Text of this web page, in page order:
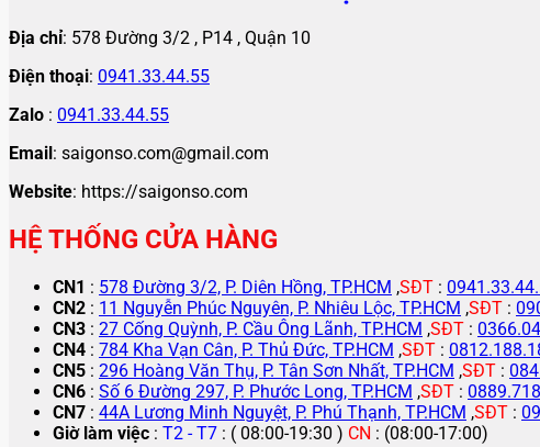
Địa chỉ: 578 Đường 3/2 , P14 , Quận 10
Điện thoại: 0941.33.44.55
Zalo : 0941.33.44.55
Email: saigonso.com@gmail.com
Website: https://saigonso.com
HỆ THỐNG CỬA HÀNG
CN1 : 578 Đường 3/2, P. Diên Hồng, TP.HCM ,SĐT :
CN2 : 11 Nguyễn Phúc Nguyên, P. Nhiêu Lộc, TP.HCM ,SĐT :
CN3 : 27 Cống Quỳnh, P. Cầu Ông Lãnh, TP.HCM ,SĐT :
CN4 : 784 Kha Vạn Cân, P. Thủ Đức, TP.HCM ,SĐT :
CN5 : 296 Hoàng Văn Thụ, P. Tân Sơn Nhất, TP.HCM ,SĐT :
CN6 : Số 6 Đường 297, P. Phước Long, TP.HCM ,SĐT :
CN7 : 44A Lương Minh Nguyệt, P. Phú Thạnh, TP.HCM ,SĐT :
Giờ làm việc : T2 - T7 : ( 08:00-19:30 ) CN : (08:00-17:00)